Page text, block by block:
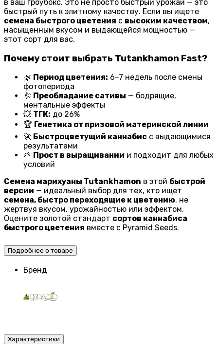
в ваш гроубокс. Это не просто быстрый урожай — это
быстрый путь к элитному качеству. Если вы ищете
семена быстрого цветения с высоким качеством,
насыщенным вкусом и выдающейся мощностью —
этот сорт для вас.
Почему стоит выбрать Tutankhamon Fast?
🌿 Период цветения: 6–7 недель после смены
фотопериода
🌞 Преобладание сативы — бодрящие,
ментальные эффекты
💥 ТГК: до 26%
🏆 Генетика от призовой материнской линии
🚀 Быстроцветущий каннабис с выдающимися
результатами
🌱 Прост в выращивании и подходит для любых
условий
Семена марихуаны Tutankhamon в этой быстрой
версии — идеальный выбор для тех, кто ищет
семена, быстро переходящие к цветению, не
жертвуя вкусом, урожайностью или эффектом.
Оцените золотой стандарт сортов каннабиса
быстрого цветения вместе с Pyramid Seeds.
Подробнее о товаре
Бренд
Характеристики